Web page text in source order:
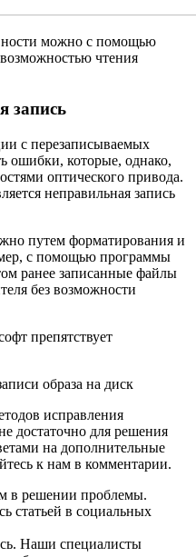
можно с помощью
чтения
запись
с перезаписываемых
ошибки, которые, однако,
оптического привода.
неправильная запись
путем форматирования и
с помощью программы
ранее записанные файлы
без возможности
препятствует
образа на диск
исправления
достаточно для решения
на дополнительные
к нам в комментарии.
в решении проблемы.
статьей в социальных
Наши специалисты